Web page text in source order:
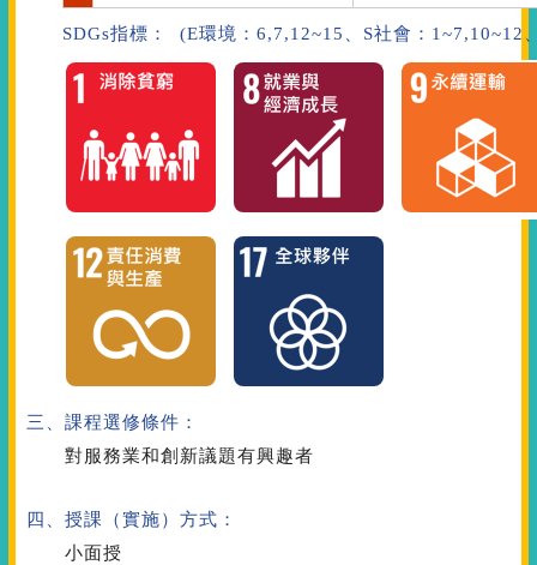
SDGs指標： (E環境：6,7,12~15、S社會：
三、課程選修條件：
對服務業和創新議題有興趣者
四、授課（實施）方式：
小面授